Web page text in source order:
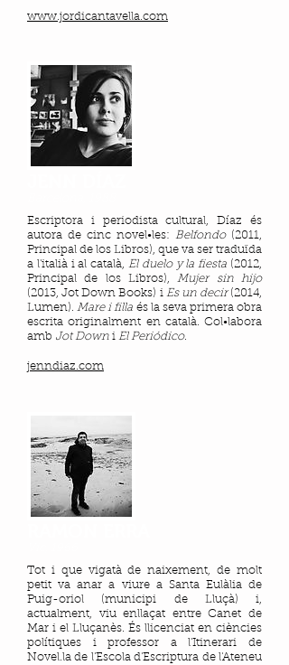
www.jordicantavella.com
Escriptora i periodista cultural, Díaz és
autora de cinc novel•les: Belfondo (2011,
Principal de los Libros), que va ser traduïda
a l'italià i al català, El duelo y la fiesta (2012,
Principal de los Libros),Mujer sin hijo
(2013, Jot Down Books) i Es un decir(2014,
Lumen).Mare i filla és la seva primera obra
escrita originalment en català. Col•labora
amb Jot Down i El Periódico.
jenndiaz.com
Tot i que vigatà de naixement, de molt
petit va anar a viure a Santa Eulàlia de
Puig-oriol (municipi de Lluçà) i,
actualment, viu enllaçat entre Canet de
Mar i el Lluçanès. És llicenciat en ciències
polítiques i professor a l'Itinerari de
Novel.la de l'Escola d'Escriptura de l'Ateneu